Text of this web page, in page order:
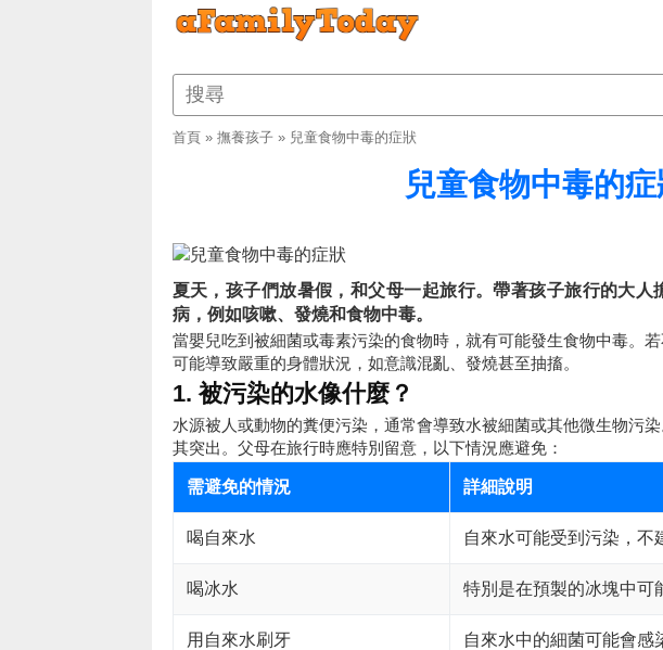
首頁» 撫養孩子» 兒童食物中毒的症狀
兒童食物中毒的
夏天，孩子們放暑假，和父母一起旅行。帶著孩子旅行的大人
病，例如咳嗽、發燒和食物中毒。
當嬰兒吃到被細菌或毒素污染的食物時，就有可能發生食物中毒。
可能導致嚴重的身體狀況，如意識混亂、發燒甚至抽搐。
1. 被污染的水像什麼？
水源被人或動物的糞便污染，通常會導致水被細菌或其他微生物污
其突出。父母在旅行時應特別留意，以下情況應避免：
需避免的情況 詳細說明
喝自來水 自來水可能受到污染，不
喝冰水 特別是在預製的冰塊中可
用自來水刷牙 自來水中的細菌可能會感